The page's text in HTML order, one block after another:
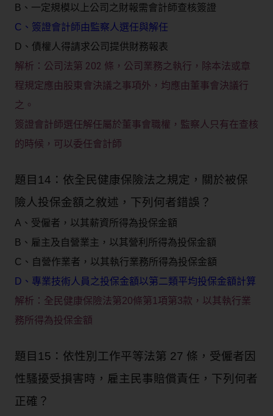
B、一定規模以上公司之財報需會計師查核簽證
C、簽證會計師由監察人選任與解任
D、債權人得請求公司提供財務報表
解析： 公司法第 202 條，公司業務之執行，除本法或章
程規定應由股東會決議之事項外，均應由董事會決議行
之。
簽證會計師選任解任屬於董事會職權，監察人只有在查核
的時候，可以委任會計師
題目14：依全民健康保險法之規定，關於被保
險人投保金額之敘述，下列何者錯誤？
A、受僱者，以其薪資所得為投保金額
B、雇主及自營業主，以其營利所得為投保金額
C、自營作業者，以其執行業務所得為投保金額
D、專業技術人員之投保金額以第二類平均投保金額計算
解析： 全民健康保險法第20條第1項第3款，以其執行業
務所得為投保金額
題目15：依性別工作平等法第 27 條，受僱者因
性騷擾受損害時，雇主民事賠償責任，下列何者
正確？